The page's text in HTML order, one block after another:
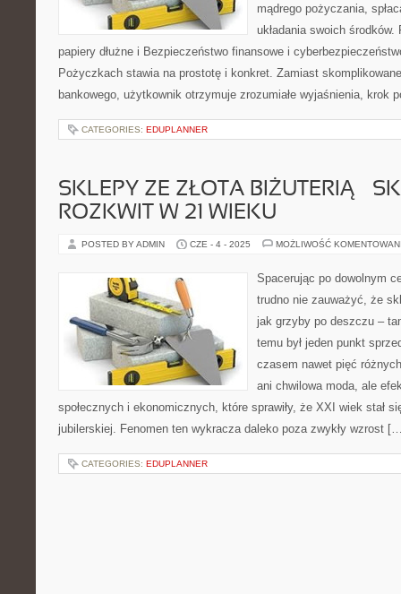
mądrego pożyczania,
układania swoich
papiery dłużne i Bezpieczeństwo finansowe i
Pożyczkach stawia na prostotę i konkret. Zamiast
bankowego, użytkownik otrzymuje zrozumiałe wyjaśnienia, krok
CATEGORIES: EDUPLANNER
SKLEPY ZE ZŁOTA BIŻUTERIĄ –
ROZKWIT W 21 WIEKU
POSTED BY ADMIN CZE - 4 - 2025 MOŻLIWOŚĆ
Spacerując po dowolnym
trudno nie zauważyć, że
jak grzyby po deszczu –
temu był jeden punkt
czasem nawet pięć
ani chwilowa moda, ale
społecznych i ekonomicznych, które sprawiły, że XXI wiek stał
jubilerskiej. Fenomen ten wykracza daleko poza zwykły wzrost
CATEGORIES: EDUPLANNER